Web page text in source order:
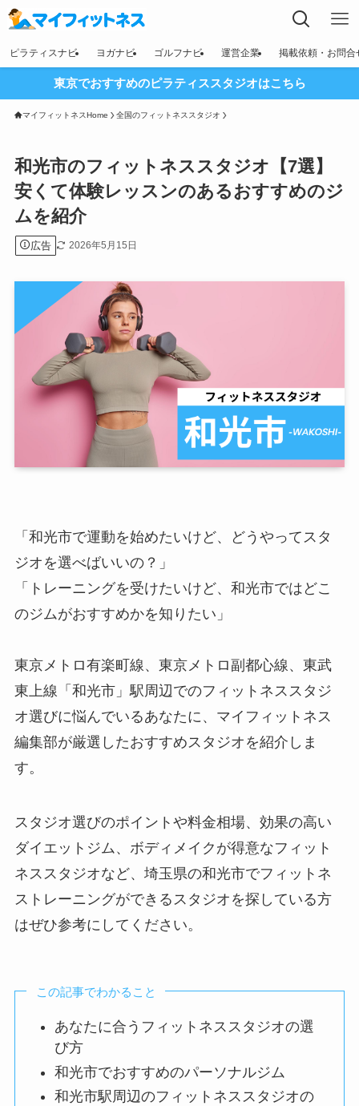
ピラティスナビ ヨガナビ ゴルフナビ 運営企業 掲載依頼・お問合
東京でおすすめのピラティススタジオはこちら
マイフィットネスHome 全国のフィットネススタジオ
和光市のフィットネススタジオ【7選】
安くて体験レッスンのあるおすすめのジ
ムを紹介
広告 2026年5月15日
「和光市で運動を始めたいけど、どうやってスタ
ジオを選べばいいの？」
「トレーニングを受けたいけど、和光市ではどこ
のジムがおすすめかを知りたい」
東京メトロ有楽町線、東京メトロ副都心線、東武
東上線「和光市」駅周辺でのフィットネススタジ
オ選びに悩んでいるあなたに、マイフィットネス
編集部が厳選したおすすめスタジオを紹介しま
す。
スタジオ選びのポイントや料金相場、効果の高い
ダイエットジム、ボディメイクが得意なフィット
ネススタジオなど、埼玉県の和光市でフィットネ
ストレーニングができるスタジオを探している方
はぜひ参考にしてください。
この記事でわかること
あなたに合うフィットネススタジオの選
び方
和光市でおすすめのパーソナルジム
和光市駅周辺のフィットネススタジオの